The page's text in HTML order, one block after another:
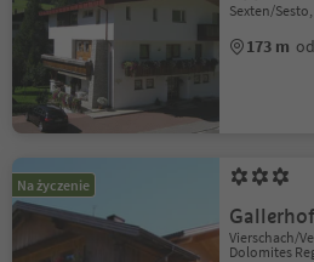
Sexten/
173 m
Na życzenie
Vierschach/
Dolomites